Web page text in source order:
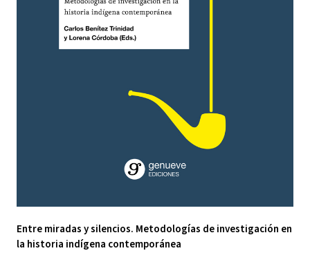
Entre miradas y silencios. Metodologías de investigación en
la historia indígena contemporánea